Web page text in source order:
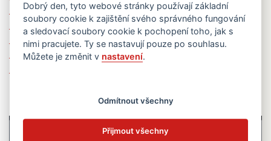
Výběrová řízení
Dotace a granty
Volná pracovní místa
Zřizovatel školy (MČ Praha 6)
Prohlídka školy
Dobrý den, tyto webové stránky používají základní
soubory cookie k zajištění svého správného fungování
a sledovací soubory cookie k pochopení toho, jak s
nimi pracujete. Ty se nastavují pouze po souhlasu.
Můžete je změnit v nastavení.
Odmítnout všechny
Přijmout všechny